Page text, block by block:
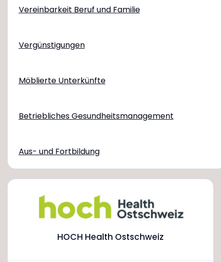
Vereinbarkeit Beruf und Familie
Vergünstigungen
Möblierte Unterkünfte
Betriebliches Gesundheitsmanagement
Aus- und Fortbildung
HOCH Health Ostschweiz